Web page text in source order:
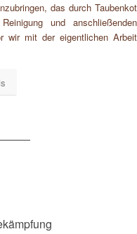
das durch Taubenkot
und anschließenden
wir mit der eigentlichen Arbeit